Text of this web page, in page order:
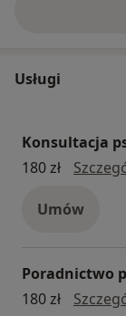
Usługi
Konsultacja
180 zł
Umów
Poradnictwo
180 zł